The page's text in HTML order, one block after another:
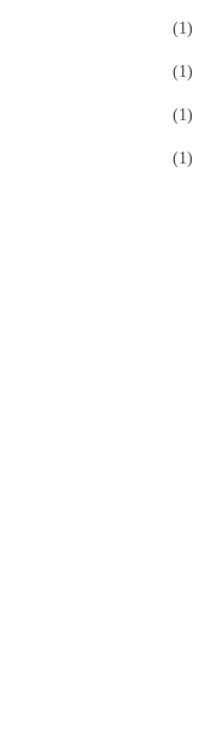
(1)
(1)
(1)
(1)